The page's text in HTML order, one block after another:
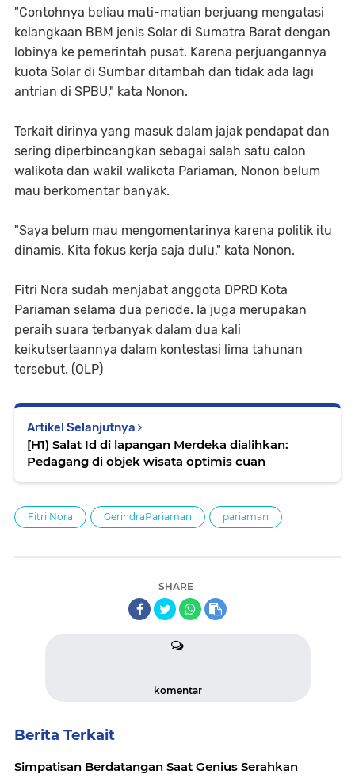
"Contohnya beliau mati-matian berjuang mengatasi
kelangkaan BBM jenis Solar di Sumatra Barat dengan
lobinya ke pemerintah pusat. Karena perjuangannya
kuota Solar di Sumbar ditambah dan tidak ada lagi
antrian di SPBU," kata Nonon.
Terkait dirinya yang masuk dalam jajak pendapat dan
sering diperbincangkan sebagai salah satu calon
walikota dan wakil walikota Pariaman, Nonon belum
mau berkomentar banyak.
"Saya belum mau mengomentarinya karena politik itu
dinamis. Kita fokus kerja saja dulu," kata Nonon.
Fitri Nora sudah menjabat anggota DPRD Kota
Pariaman selama dua periode. Ia juga merupakan
peraih suara terbanyak dalam dua kali
keikutsertaannya dalam kontestasi lima tahunan
tersebut. (OLP)
Artikel Selanjutnya
[H1) Salat Id di lapangan Merdeka dialihkan:
Pedagang di objek wisata optimis cuan
Fitri Nora GerindraPariaman pariaman
SHARE
komentar
Berita Terkait
Simpatisan Berdatangan Saat Genius Serahkan